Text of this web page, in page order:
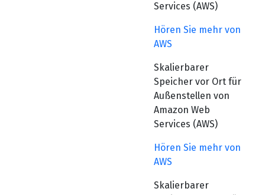
Services (AWS)
Hören Sie mehr von
AWS
Skalierbarer
Speicher vor Ort für
Außenstellen von
Amazon Web
Services (AWS)
Hören Sie mehr von
AWS
Skalierbarer